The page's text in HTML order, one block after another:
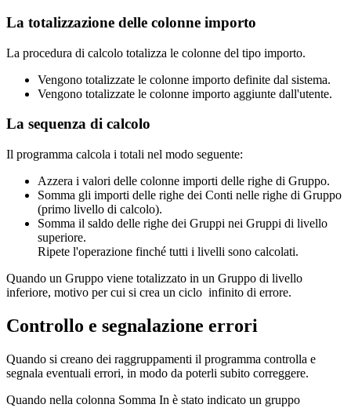
La totalizzazione delle colonne importo
La procedura di calcolo totalizza le colonne del tipo importo.
Vengono totalizzate le colonne importo definite dal sistema.
Vengono totalizzate le colonne importo aggiunte dall'utente.
La sequenza di calcolo
Il programma calcola i totali nel modo seguente:
Azzera i valori delle colonne importi delle righe di Gruppo.
Somma gli importi delle righe dei Conti nelle righe di Gruppo
(primo livello di calcolo).
Somma il saldo delle righe dei Gruppi nei Gruppi di livello
superiore.
Ripete l'operazione finché tutti i livelli sono calcolati.
Quando un Gruppo viene totalizzato in un Gruppo di livello
inferiore, motivo per cui si crea un ciclo infinito di errore.
Controllo e segnalazione errori
Quando si creano dei raggruppamenti il programma controlla e
segnala eventuali errori, in modo da poterli subito correggere.
Quando nella colonna Somma In è stato indicato un gruppo